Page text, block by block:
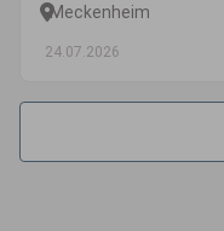
Meckenheim
24.07.2026